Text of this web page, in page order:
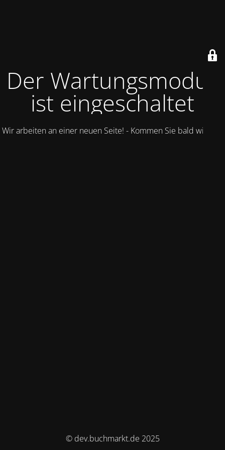
Der Wartungsmodus
ist eingeschaltet
Wir arbeiten an einer neuen Seite! - Kommen Sie bald wieder.
© dev.buchmarkt.de 2025